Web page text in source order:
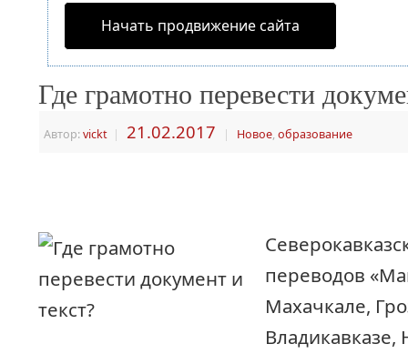
Начать продвижение сайта
Где грамотно перевести
Автор:vickt | 21.02.2017 | Новое, образование
переводов
Махачкале,
Владикавказе,